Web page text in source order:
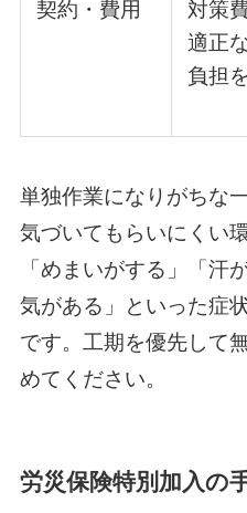
契約・費用
対策
適正
負担
単独作業になりがちな
気づいてもらいにくい
「めまいがする」「汗
気がある」といった症
です。工期を優先して
めてください。
労災保険特別加入の